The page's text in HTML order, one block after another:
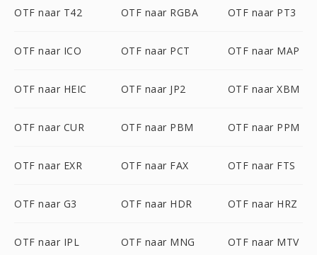
OTF naar T42 OTF naar RGBA OTF naar PT3
OTF naar ICO OTF naar PCT OTF naar MAP
OTF naar HEIC OTF naar JP2 OTF naar XBM
OTF naar CUR OTF naar PBM OTF naar PPM
OTF naar EXR OTF naar FAX OTF naar FTS
OTF naar G3 OTF naar HDR OTF naar HRZ
OTF naar IPL OTF naar MNG OTF naar MTV